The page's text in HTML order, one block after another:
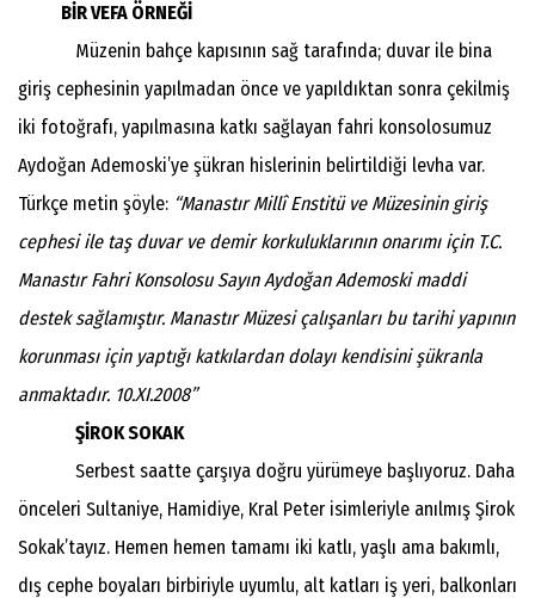
BİR VEFA ÖRNEĞİ
Müzenin bahçe kapısının sağ tarafında; duvar ile bina
giriş cephesinin yapılmadan önce ve yapıldıktan sonra çekilmiş
iki fotoğrafı, yapılmasına katkı sağlayan fahri konsolosumuz
Aydoğan Ademoski’ye şükran hislerinin belirtildiği levha var.
Türkçe metin şöyle: “Manastır Millî Enstitü ve Müzesinin giriş
cephesi ile taş duvar ve demir korkuluklarının onarımı için T.C.
Manastır Fahri Konsolosu Sayın Aydoğan Ademoski maddi
destek sağlamıştır. Manastır Müzesi çalışanları bu tarihi yapının
korunması için yaptığı katkılardan dolayı kendisini şükranla
anmaktadır. 10.XI.2008”
ŞİROK SOKAK
Serbest saatte çarşıya doğru yürümeye başlıyoruz. Daha
önceleri Sultaniye, Hamidiye, Kral Peter isimleriyle anılmış Şirok
Sokak’tayız. Hemen hemen tamamı iki katlı, yaşlı ama bakımlı,
dış cephe boyaları birbiriyle uyumlu, alt katları iş yeri, balkonları